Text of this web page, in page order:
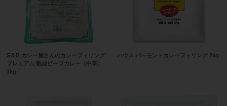
S＆B カレー屋さんのカレーフィリング
プレミアム 熟成ビーフカレー（中辛）
1kg
ハウス バーモントカレーフィリング 2kg